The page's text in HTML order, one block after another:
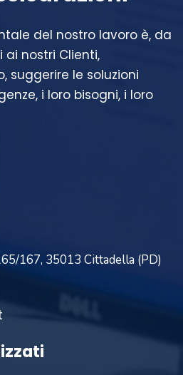
del nostro lavoro è, da
ai nostri Clienti,
suggerire le soluzioni
i loro bisogni, i loro
167, 35013 Cittadella (PD)